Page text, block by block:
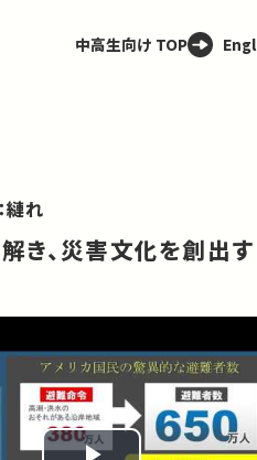
中高生向け TOP
縺れ
き、災害文化を創出す